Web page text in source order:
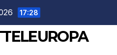
17:28